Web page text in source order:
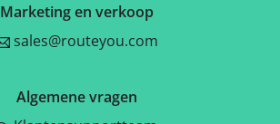
Marketing en verkoop
sales@routeyou.com
Algemene vragen